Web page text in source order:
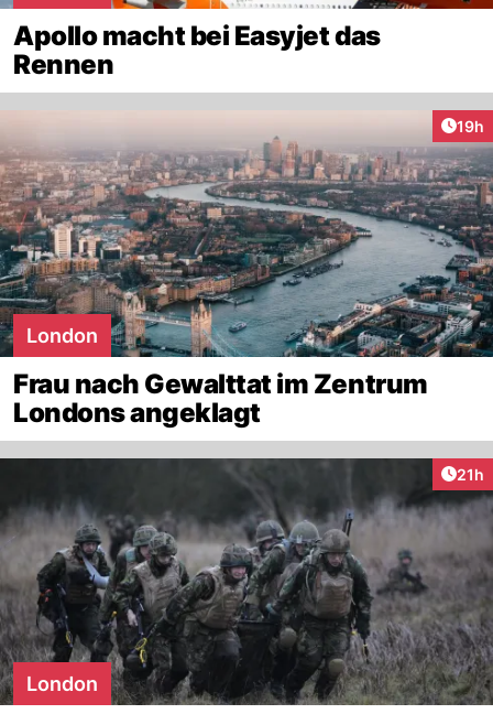
Apollo macht bei Easyjet das
Rennen
19h
London
Frau nach Gewalttat im Zentrum
Londons angeklagt
21h
London